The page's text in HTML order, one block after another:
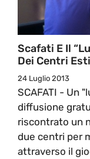
Scafati E Il
Dei Centri
24 Luglio 2013
SCAFATI - Un
diffusione
riscontrato un
due centri per
attraverso il